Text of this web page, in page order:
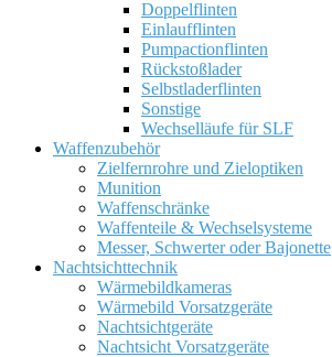
Doppelflinten
Einlaufflinten
Pumpactionflinten
Rückstoßlader
Selbstladerflinten
Sonstige
Wechselläufe für SLF
Waffenzubehör
Zielfernrohre und Zieloptiken
Munition
Waffenschränke
Waffenteile & Wechselsysteme
Messer, Schwerter oder Bajonette
Nachtsichttechnik
Wärmebildkameras
Wärmebild Vorsatzgeräte
Nachtsichtgeräte
Nachtsicht Vorsatzgeräte